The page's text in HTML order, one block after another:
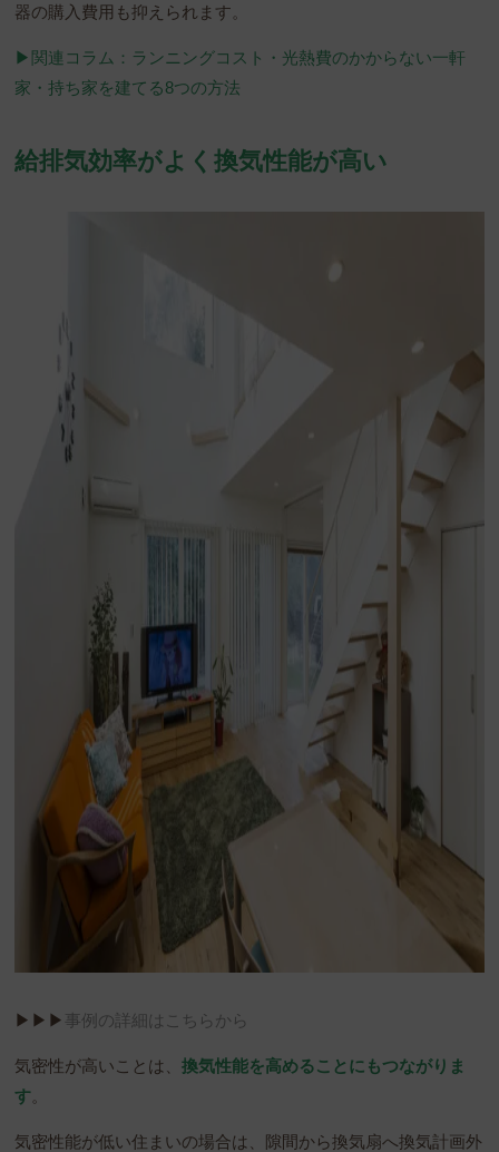
器の購入費用も抑えられます。
▶︎関連コラム：ランニングコスト・光熱費のかからない一軒
家・持ち家を建てる8つの方法
給排気効率がよく換気性能が高い
▶︎▶︎▶︎ 事例の詳細はこちらから
気密性が高いことは、換気性能を高めることにもつながりま
す。
気密性能が低い住まいの場合は、隙間から換気扇へ換気計画外